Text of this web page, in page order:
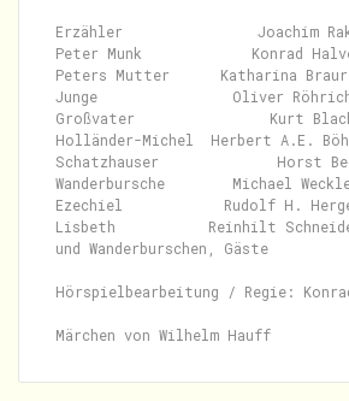
Erzähler                Joachim
Peter Munk             Konrad
Peters Mutter      Katharina
Junge                Oliver
Großvater                Kurt
Holländer-Michel  Herbert A.E.
Schatzhauser              Horst
Wanderbursche        Michael
Ezechiel            Rudolf H.
Lisbeth           Reinhilt
und Wanderburschen, Gäste
Hörspielbearbeitung / Regie: